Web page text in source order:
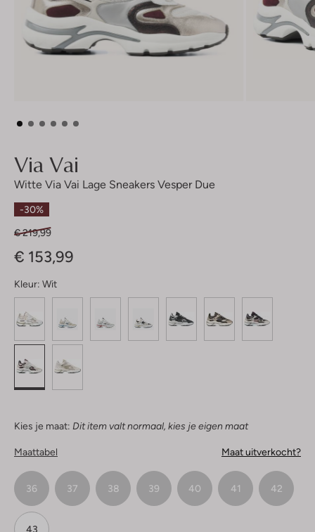
Via Vai
Witte Via Vai Lage Sneakers Vesper Due
-30%
€ 219,99
€ 153,99
Kleur: Wit
Kies je maat: Dit item valt normaal, kies je eigen maat
Maattabel Maat uitverkocht?
36 37 38 39 40 41 42
43